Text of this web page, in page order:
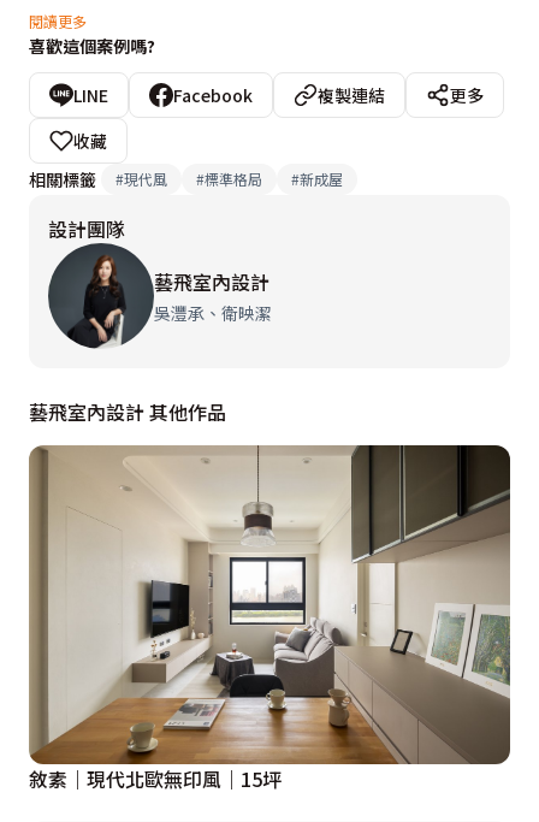
1.將主臥房門移至右側，使得電視牆及臥室內部衣櫃收納
都能化零為整，增加使用面積。
2.整體空間的大立面，房門與電視牆面、櫃體互相穿插，
因此運用隱藏門牆的手法，由右至左將主臥門→財位櫃→
氣呵成整合在牆面上，並採用深色貼皮與深色插座開關面
板，形成視覺上完整的一道立面造型。
3.玄關與餐廳之間，在視覺可視高度以開放櫃區隔，上下
餐廳，讓玄關明亮，家中的人也能隨時迎接來訪的客人。
玄關櫃有掛衣物的需求，因此植入總深能掛衣的雙面櫃：
第一段是若隱若現的小冰柱玻璃門，內部可掛衣物，使得
櫃體看起來輕盈不厚重，又不會一眼望穿內部的雜亂；第
二部分是開放+門片抽屜的展示收納櫃，雙面使用，可同
時在玄關及餐廳兩側同時拿取物品。
4.大門進門左側的電箱及資訊箱以淡灰色的鐵板+烤漆包
覆隱藏，並設計狹長弧型的置物平台，既呼應弧角的玄關
櫃，又能保有玄關廊道寬度的順暢性。
閱讀更多
喜歡這個案例嗎?
LINE Facebook 複製連結
更多
收藏
相關標籤
#現代風 #標準格局 #新成屋
設計團隊
藝飛室內設計
吳灃承、衛映潔
藝飛室內設計 其他作品
敘素｜現代北歐無印風｜15坪